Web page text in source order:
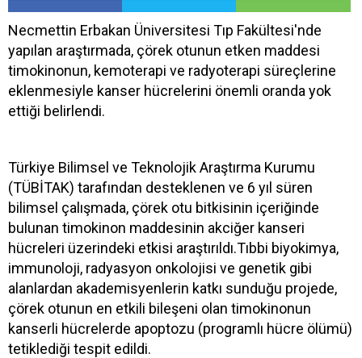
Necmettin Erbakan Üniversitesi Tıp Fakültesi'nde
yapılan araştırmada, çörek otunun etken maddesi
timokinonun, kemoterapi ve radyoterapi süreçlerine
eklenmesiyle kanser hücrelerini önemli oranda yok
ettiği belirlendi.
Türkiye Bilimsel ve Teknolojik Araştırma Kurumu
(TÜBİTAK) tarafından desteklenen ve 6 yıl süren
bilimsel çalışmada, çörek otu bitkisinin içeriğinde
bulunan timokinon maddesinin akciğer kanseri
hücreleri üzerindeki etkisi araştırıldı.Tıbbi biyokimya,
immunoloji, radyasyon onkolojisi ve genetik gibi
alanlardan akademisyenlerin katkı sunduğu projede,
çörek otunun en etkili bileşeni olan timokinonun
kanserli hücrelerde apoptozu (programlı hücre ölümü)
tetiklediği tespit edildi.